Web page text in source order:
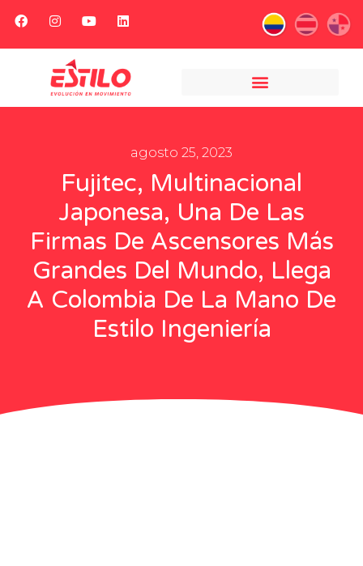
agosto 25, 2023
Fujitec, Multinacional
Japonesa, Una De Las
Firmas De Ascensores Más
Grandes Del Mundo, Llega
A Colombia De La Mano De
Estilo Ingeniería